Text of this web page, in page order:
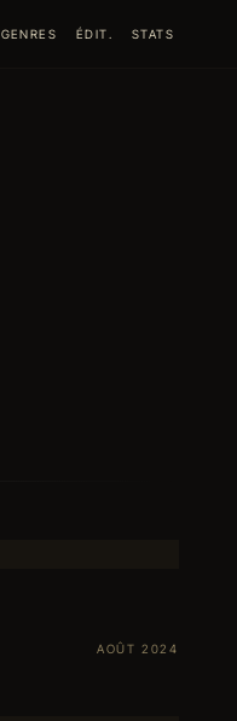
GENRES ÉDIT. STATS
AOÛT 2024